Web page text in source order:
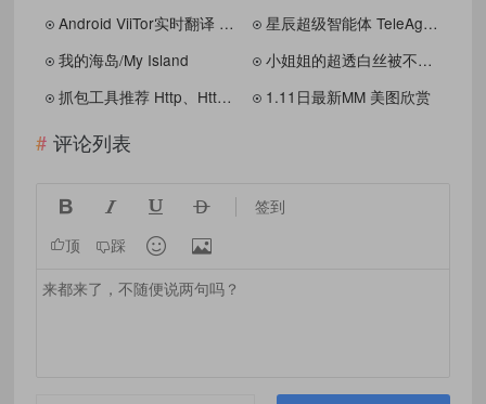
Android ViiTor实时翻译 v2.8.7 免费版
星辰超级智能体 TeleAgent V2.1.3 win+mac
我的海岛/My Island
小姐姐的超透白丝被不明液体打湿美图
抓包工具推荐 Http、Https ProxyPin 免费开源软件 v1.2.2
1.11日最新MM 美图欣赏
评论列表
    签到
顶 踩  